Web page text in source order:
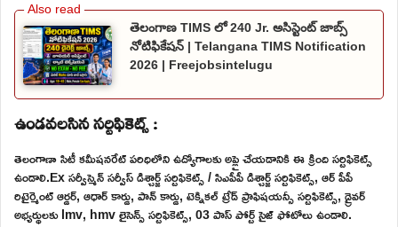
తెలంగాణ TIMS లో 240 Jr. అసిస్టెంట్ జాబ్స్
నోటిఫికేషన్ | Telangana TIMS Notification
2026 | Freejobsintelugu
ఉండవలసిన సర్టిఫికెట్స్ :
తెలంగాణా సిటీ కమీషనరేట్ పరిధిలోని ఉద్యోగాలకు అప్లై చేయడానికి ఈ క్రింది సర్టిఫికెట్స్
ఉండాలి.Ex సర్వీస్మెన్ సర్వీస్ డిశ్చార్జ్ సర్టిఫికెట్స్ / సిఎపీపీ డిశ్చార్జ్ సర్టిఫికెట్స్, ఆర్ పీపీ
రిటైర్మెంట్ ఆర్డర్, ఆధార్ కార్డు, పాన్ కార్డు, టెక్నికల్ ట్రేడ్ ప్రాఫిషయన్సీ సర్టిఫికెట్స్, డ్రైవర్
అభ్యర్థులకు lmv, hmv లైసెన్స్ సర్టిఫికెట్స్, 03 పాస్ పోర్ట్ సైజ్ ఫోటోలు ఉండాలి.